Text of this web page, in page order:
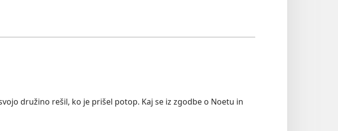
družino rešil, ko je prišel potop. Kaj se iz zgodbe o Noetu in